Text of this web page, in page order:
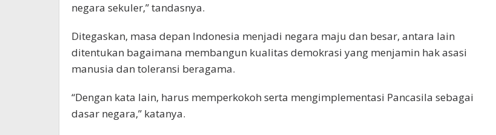
negara sekuler,” tandasnya.
Ditegaskan, masa depan Indonesia menjadi negara maju dan besar, antara lain
ditentukan bagaimana membangun kualitas demokrasi yang menjamin hak asasi
manusia dan toleransi beragama.
“Dengan kata lain, harus memperkokoh serta mengimplementasi Pancasila sebagai
dasar negara,” katanya.